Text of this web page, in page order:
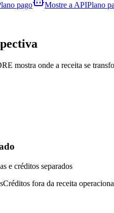
pago Mostre a APIPlano
mostra onde a receita se
e créditos separados
Créditos fora da receita